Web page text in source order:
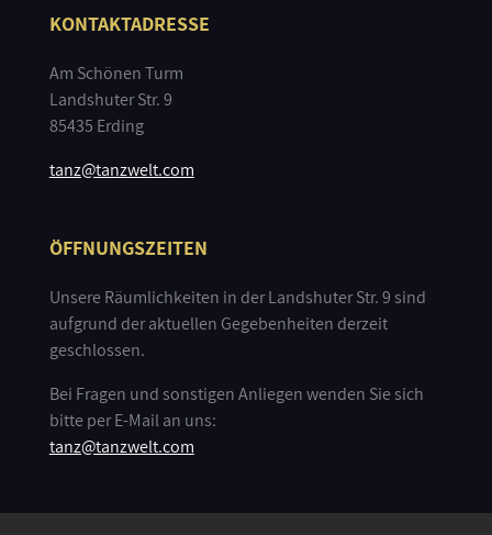
KONTAKTADRESSE
Am Schönen Turm
Landshuter Str. 9
85435 Erding
tanz@tanzwelt.com
ÖFFNUNGSZEITEN
Unsere Räumlichkeiten in der Landshuter Str. 9 sind
aufgrund der aktuellen Gegebenheiten derzeit
geschlossen.
Bei Fragen und sonstigen Anliegen wenden Sie sich
bitte per E-Mail an uns:
tanz@tanzwelt.com